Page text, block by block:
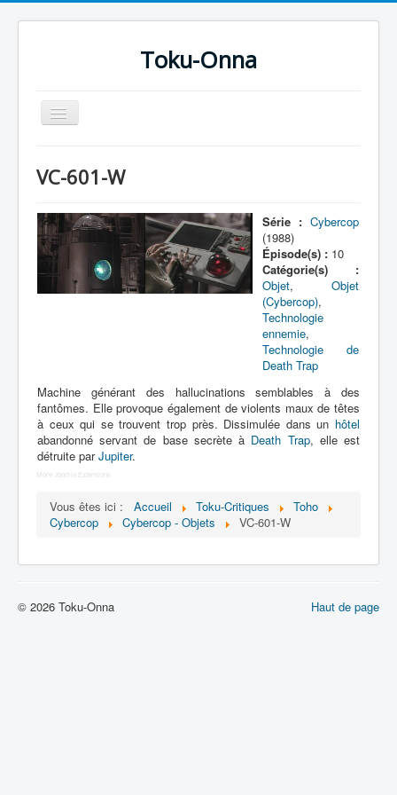
Toku-Onna
Basculer
la
Toku-Actrices
Toku-Critiques
Séries
Films
Lexique
Dennô keisatsu Cybercop (電脳 警
察 サイバーコップ) = Police
cerveau électronique Cybercop
Série
Objets
VC-601-W
Série : Cybercop
(1988)
Épisode(s) :10
Catégorie(s) :
Objet, Objet
(Cybercop),
Technologie
ennemie,
Technologie de
Death Trap
Machine générant des hallucinations semblables à des
fantômes. Elle provoque également de violents maux de têtes
à ceux qui se trouvent trop près. Dissimulée dans un hôtel
abandonné servant de base secrète à Death Trap, elle est
détruite parJupiter.
More Joomla Extensions
Vous êtes ici : Accueil Toku-Critiques
Toho
Cybercop
Cybercop - Objets VC-601-W
Haut de page
© 2026 Toku-Onna